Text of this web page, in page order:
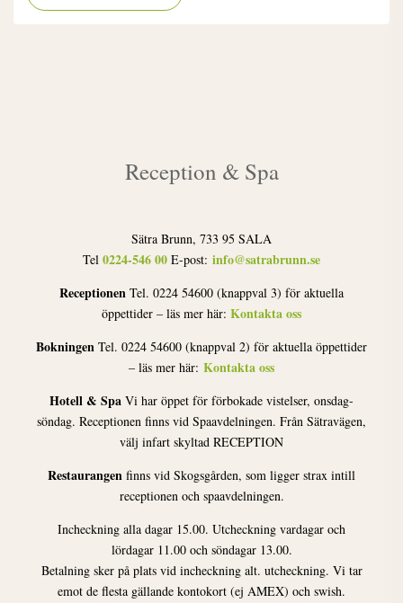
Reception & Spa
Sätra Brunn, 733 95 SALA
Tel 0224-546 00 E-post: info@satrabrunn.se
Receptionen Tel. 0224 54600 (knappval 3) för aktuella
öppettider – läs mer här: Kontakta oss
Bokningen Tel. 0224 54600 (knappval 2) för aktuella öppettider
– läs mer här: Kontakta oss
Hotell & Spa Vi har öppet för förbokade vistelser, onsdag-
söndag. Receptionen finns vid Spaavdelningen. Från Sätravägen,
välj infart skyltad RECEPTION
Restaurangen finns vid Skogsgården, som ligger strax intill
receptionen och spaavdelningen.
Incheckning alla dagar 15.00. Utcheckning vardagar och
lördagar 11.00 och söndagar 13.00.
Betalning sker på plats vid incheckning alt. utcheckning. Vi tar
emot de flesta gällande kontokort (ej AMEX) och swish.